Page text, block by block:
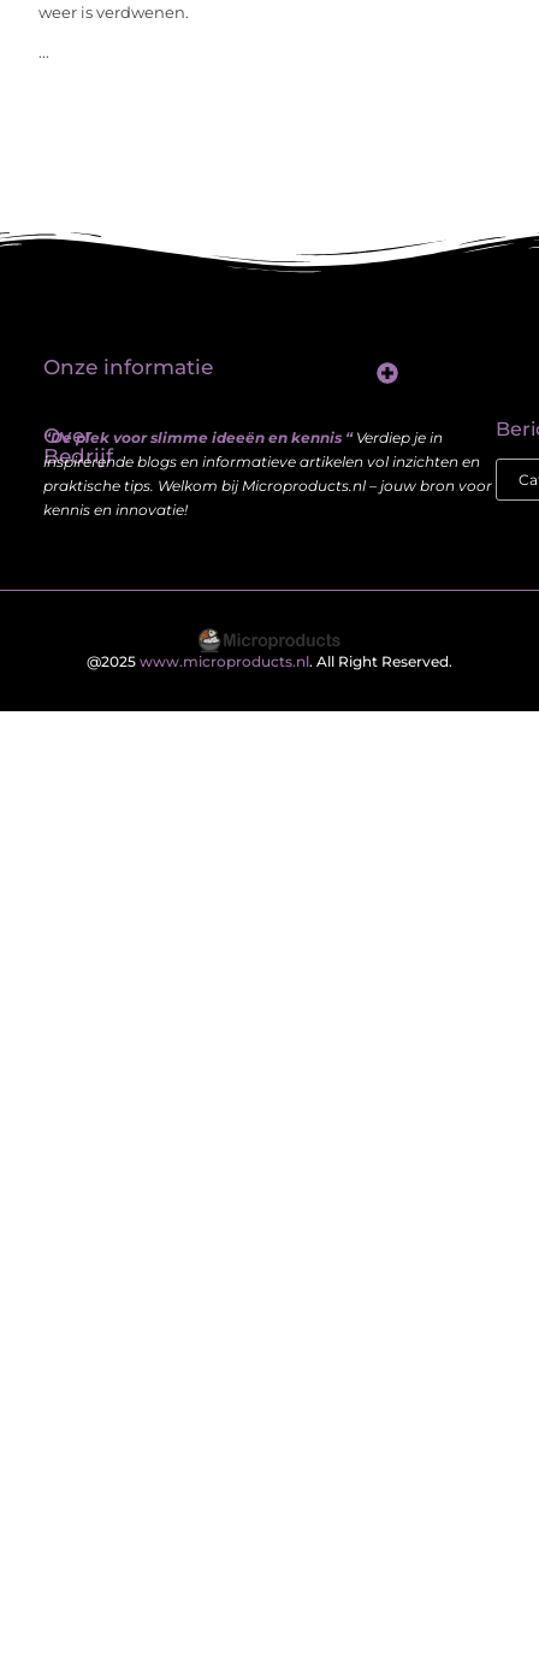
weer is verdwenen.
...
Over
Bedrijf
“De plek voor slimme ideeën en kennis “Verdiep je in
inspirerende blogs en informatieve artikelen vol inzichten en
praktische tips. Welkom bij Microproducts.nl – jouw bron voor
kennis en innovatie!
Onze informatie
@2025 www.microproducts.nl. All Right Reserved.